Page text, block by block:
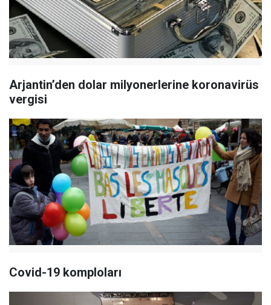
Arjantin’den dolar milyonerlerine koronavirüs
vergisi
Covid-19 komploları